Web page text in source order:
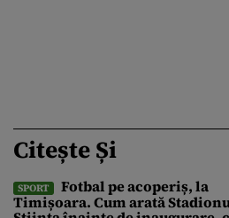
Citește Și
SPORT
Fotbal pe acoperiș, la
Timișoara. Cum arată